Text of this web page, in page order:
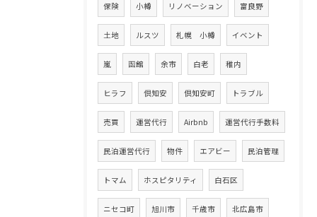
保険 小樽 リノベーション 富良野
土地 ルスツ 札幌 小樽 イベント
嵐 函館 余市 白老 稚内
ヒラフ 倶知安 倶知安町 トラブル
売買 運営代行 Airbnb 運営代行手数料
民泊運営代行 物件 エアビー 民泊管理
トマム ホスピタリティ 白石区
ニセコ町 旭川市 千歳市 北広島市